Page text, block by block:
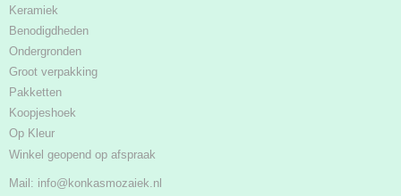
Keramiek
Benodigdheden
Ondergronden
Groot verpakking
Pakketten
Koopjeshoek
Op Kleur
Winkel geopend op afspraak
Mail: info@konkasmozaiek.nl